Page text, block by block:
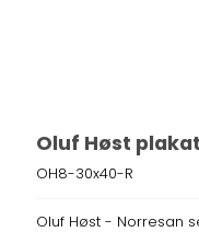
Oluf Høst
OH8-30x40-R
Oluf Høst - Norresan